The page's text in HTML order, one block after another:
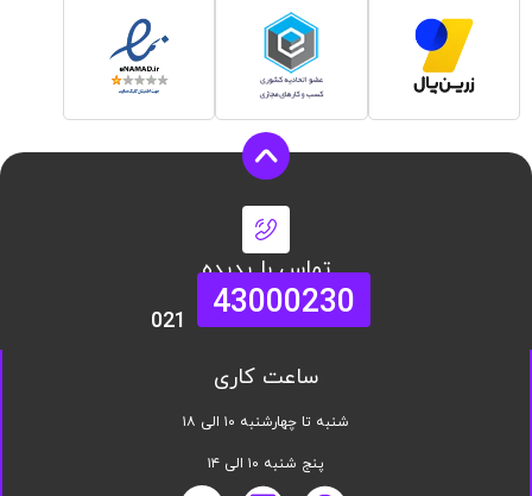
تماس با پدیده
43000230
021
ساعت کاری
شنبه تا چهارشنبه ۱۰ الی ۱۸
پنج شنبه ۱۰ الی ۱۴